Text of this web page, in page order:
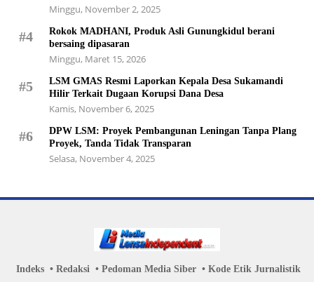
Minggu, November 2, 2025
#4
Rokok MADHANI, Produk Asli Gunungkidul berani
bersaing dipasaran
Minggu, Maret 15, 2026
#5
LSM GMAS Resmi Laporkan Kepala Desa Sukamandi
Hilir Terkait Dugaan Korupsi Dana Desa
Kamis, November 6, 2025
#6
DPW LSM: Proyek Pembangunan Leningan Tanpa Plang
Proyek, Tanda Tidak Transparan
Selasa, November 4, 2025
Indeks Redaksi Pedoman Media Siber Kode Etik Jurnalistik